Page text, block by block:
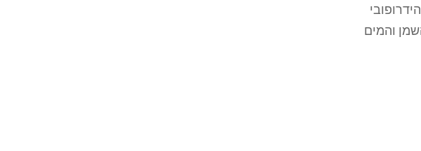
והמים